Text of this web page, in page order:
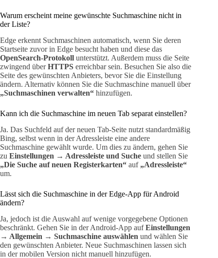
Warum erscheint meine gewünschte Suchmaschine nicht in
der Liste?
Edge erkennt Suchmaschinen automatisch, wenn Sie deren
Startseite zuvor in Edge besucht haben und diese das
OpenSearch-Protokoll unterstützt. Außerdem muss die Seite
zwingend überHTTPS erreichbar sein. Besuchen Sie also die
Seite des gewünschten Anbieters, bevor Sie die Einstellung
ändern. Alternativ können Sie die Suchmaschine manuell über
„Suchmaschinen verwalten“ hinzufügen.
Kann ich die Suchmaschine im neuen Tab separat einstellen?
Ja. Das Suchfeld auf der neuen Tab-Seite nutzt standardmäßig
Bing, selbst wenn in der Adressleiste eine andere
Suchmaschine gewählt wurde. Um dies zu ändern, gehen Sie
zu Einstellungen → Adressleiste und Suche und stellen Sie
„Die Suche auf neuen Registerkarten“ auf „Adressleiste“
um.
Lässt sich die Suchmaschine in der Edge-App für Android
ändern?
Ja, jedoch ist die Auswahl auf wenige vorgegebene Optionen
beschränkt. Gehen Sie in der Android-App aufEinstellungen
→ Allgemein → Suchmaschine auswählen und wählen Sie
den gewünschten Anbieter. Neue Suchmaschinen lassen sich
in der mobilen Version nicht manuell hinzufügen.